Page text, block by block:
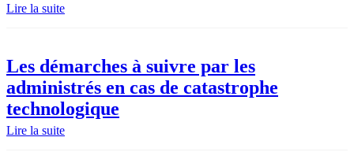
Lire la suite
Les démarches à suivre par les
administrés en cas de catastrophe
technologique
Lire la suite